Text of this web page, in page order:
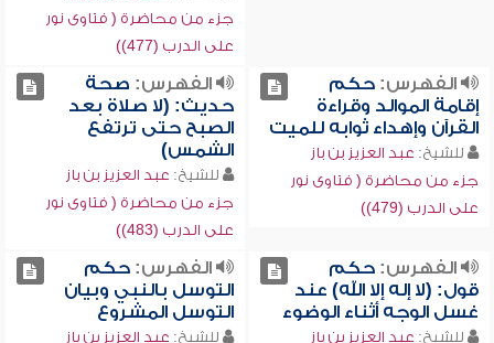
جزء من محاضرة ( فتاوى نور
على الدرب (477))
الفهرس:حكم
إقامة الموالد وقراءة
القرآن وإهداء ثوابه للميت
للشيخ: عبد العزيز بن باز
جزء من محاضرة ( فتاوى نور
على الدرب (479))
الفهرس: صحة
حديث: (لا صلاة بعد
الصبح حتى ترتفع
الشمس)
للشيخ: عبد العزيز بن باز
جزء من محاضرة ( فتاوى نور
على الدرب (483))
الفهرس:حكم
قول: (لا إله إلا الله) عند
غسل الوجه أثناء الوضوء
للشيخ: عبد العزيز بن باز
الفهرس:حكم
التوسل بالنبي وبيان
التوسل المشروع
للشيخ: عبد العزيز بن باز